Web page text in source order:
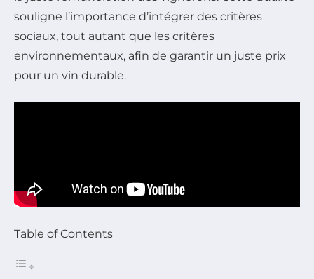
souligne l’importance d’intégrer des critères
sociaux, tout autant que les critères
environnementaux, afin de garantir un juste prix
pour un vin durable.
Table of Contents